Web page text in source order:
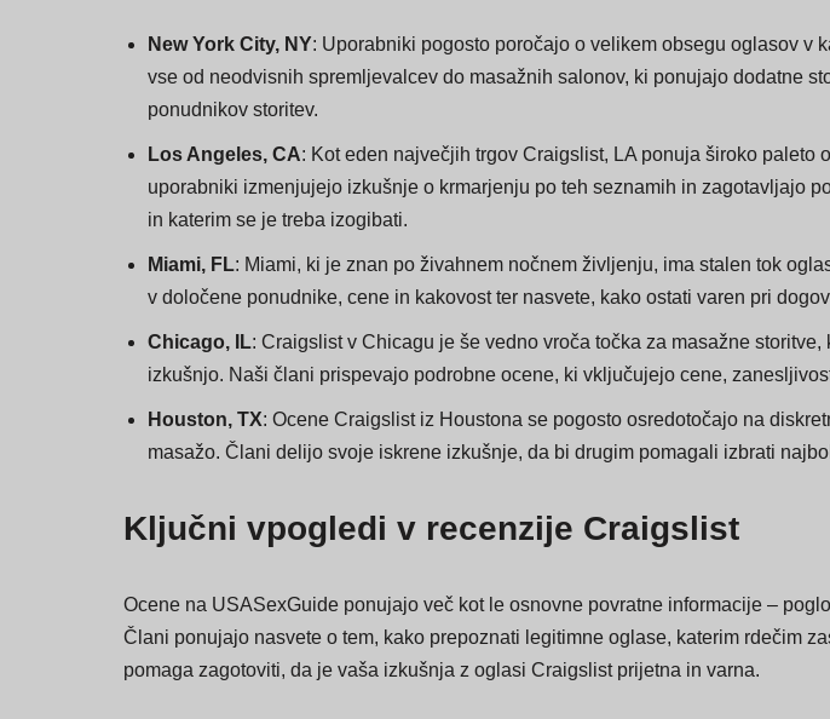
Craigslist za storitve za odrasle. Ne glede na to, ali vas zanimajo večja ali
New York City, NY: Uporabniki pogosto poročajo o velikem obsegu oglasov v
vse od neodvisnih spremljevalcev do masažnih salonov, ki ponujajo dodatne
ponudnikov storitev.
Los Angeles, CA: Kot eden največjih trgov Craigslist, LA ponuja široko paleto
uporabniki izmenjujejo izkušnje o krmarjenju po teh seznamih in zagotavljajo
in katerim se je treba izogibati.
Miami, FL : Miami, ki je znan po živahnem nočnem življenju, ima stalen tok
v določene ponudnike, cene in kakovost ter nasvete, kako ostati varen pri
Chicago, IL: Craigslist v Chicagu je še vedno vroča točka za masažne
izkušnjo. Naši člani prispevajo podrobne ocene, ki vključujejo cene,
masažo. Člani delijo svoje iskrene izkušnje, da bi drugim pomagali izbrati
Ključni vpogledi v recenzije Craigslist
Ocene na USASexGuide ponujajo več kot le osnovne povratne informacije –